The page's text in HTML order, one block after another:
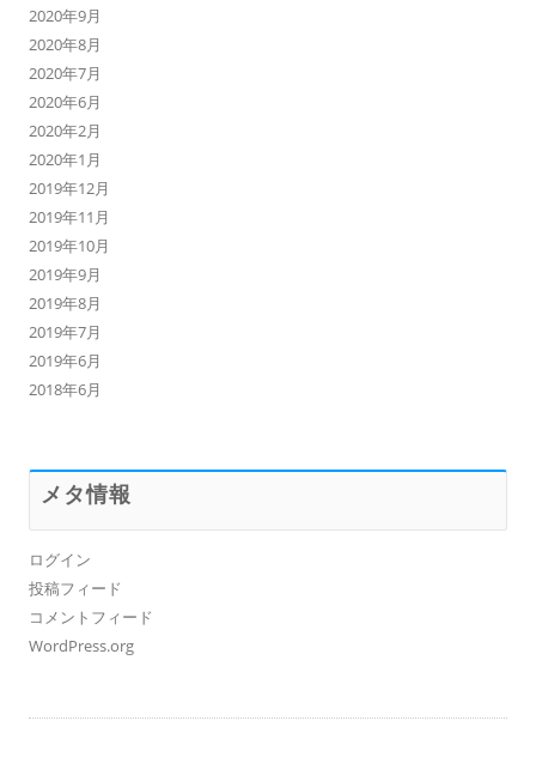
2020年9月
2020年8月
2020年7月
2020年6月
2020年2月
2020年1月
2019年12月
2019年11月
2019年10月
2019年9月
2019年8月
2019年7月
2019年6月
2018年6月
メタ情報
ログイン
投稿フィード
コメントフィード
WordPress.org